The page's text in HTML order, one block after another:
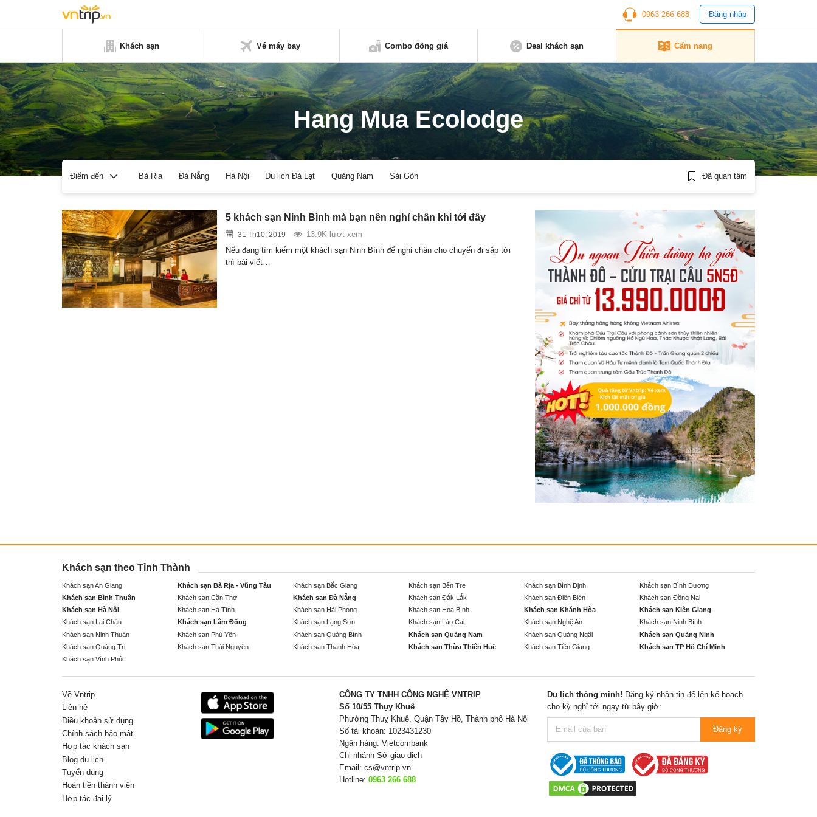
0963 266 688 Đăng nhập
Khách sạn Vé máy bay Combo đồng giá Deal khách sạn Cẩm nang
Hang Mua Ecolodge
Điểm đến Bà Rịa Đà Nẵng Hà Nội Du lịch Đà Lạt Quảng Nam Sài Gòn Đã quan tâm
5 khách sạn Ninh Bình mà bạn nên nghỉ chân khi tới đây
31 Th10, 2019
13.9K lượt xem
Nếu đang tìm kiếm một khách sạn Ninh Bình để nghỉ chân cho chuyến đi sắp tới
thì bài viết…
Khách sạn theo Tỉnh Thành
Khách sạn An Giang Khách sạn Bà Rịa - Vũng Tàu Khách sạn Bắc Giang Khách sạn Bến Tre Khách sạn Bình Định
Khách sạn Bình Dương
Khách sạn Bình Thuận
Khách sạn Cần Thơ Khách sạn Đà Nẵng Khách sạn Đắk Lắk Khách sạn Điện Biên
Khách sạn Đồng Nai
Khách sạn Hà Nội
Khách sạn Hà Tĩnh Khách sạn Hải Phòng Khách sạn Hòa Bình Khách sạn Khánh Hòa
Khách sạn Kiên Giang
Khách sạn Lai Châu
Khách sạn Lâm Đồng Khách sạn Lạng Sơn Khách sạn Lào Cai Khách sạn Nghệ An
Khách sạn Ninh Bình
Khách sạn Ninh Thuận
Khách sạn Phú Yên Khách sạn Quảng Bình Khách sạn Quảng Nam Khách sạn Quảng Ngãi
Khách sạn Quảng Ninh
Khách sạn Quảng Trị
Khách sạn Thái Nguyên Khách sạn Thanh Hóa Khách sạn Thừa Thiên Huế Khách sạn Tiền Giang
Khách sạn TP Hồ Chí Minh
Khách sạn Vĩnh Phúc
Về Vntrip
Liên hệ
Điều khoản sử dụng
Chính sách bảo mật
Hợp tác khách sạn
Blog du lịch
Tuyển dụng
Hoàn tiền thành viên
Hợp tác đại lý
CÔNG TY TNHH CÔNG NGHỆ VNTRIP
Số 10/55 Thụy Khuê
Phường Thuỵ Khuê, Quận Tây Hồ, Thành phố Hà Nội
Số tài khoản: 1023431230
Ngân hàng: Vietcombank
Chi nhánh Sở giao dịch
Email: cs@vntrip.vn
Hotline: 0963 266 688
Du lịch thông minh! Đăng ký nhận tin để lên kế hoạch
cho kỳ nghỉ tới ngay từ bây giờ:
Đăng ký